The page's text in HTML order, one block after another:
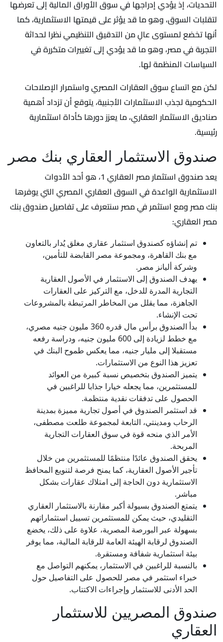
التحديات، إذ يؤدي إدراجها في سوق الأوراق المالية إلى تعرضها
لتقلبات السوق، وهو ما قد يؤثر على قيمتها الاستثمارية، كما
أنها تخضع لمستوى عالٍ من التدقيق التنظيمي نظرا لحداثة
التجربة في مصر، وهو ما قد يؤدي إلى تغييرات متكررة في
السياسات المنظمة لها.
لكن مع اتساع سوق العقارات المصري واستمرار الإصلاحات
الحكومية لجذب الاستثمارات الأجنبية، يتوقع أن تزداد أهمية
صناديق الاستثمار العقاري، ما يعزز دورها كأداة استثمارية
رئيسية.
صندوق الاستثمار العقاري بنك مصر
يعد صندوق استثمار مصر العقاري 1، هو أحد الأدوات
الاستثمارية الواعدة في السوق العقاري المصري التي يوفرها
بنك مصر ومع استثمر في مصر سنتعرف على تفاصيل صندوق بنك
مصر العقاري:
تم إنشاؤه كصندوق استثمار عقاري مغلق يُدار بالتعاون
مع بنك القاهرة، ومجموعة مصر القابضة للتأمين،
وشركة أليانز مصر.
يهدف الصندوق إلى الاستثمار في الأصول العقارية
التجارية المدرة للدخل، مع التركيز على العقارات
الجاهزة، مما يقلل من المخاطر المرتبطة بالمشروعات
تحت الإنشاء.
بدأ الصندوق برأس مال قدره 360 مليون جنيه مصري،
مع خطط لزيادة إلى 600 مليون جنيه، ودراسة رفعه
مستقبلا إلى مليار جنيه، مما يعكس طموح البنك في
تعزيز هذا النوع من الاستثمارات.
يتميز الصندوق بتخصيص نسبة كبيرة من العوائد
للمستثمرين، مما يجعله خيارا جذابا للراغبين في
الحصول على تدفقات نقدية منتظمة.
قد استثمر الصندوق في أصول تجارية مميزة بمدينة
الرحاب ومدينتي، التابعة لمجموعة طلعت مصطفى،
الأمر الذي منحه قوة في سوق العقارات التجارية
المربحة.
يحقق الصندوق عائدًا منتظمًا للمستثمرين من خلال
تأجير الأصول العقارية، كما يمنح فرصة لتنويع المحافظ
الاستثمارية دون الحاجة إلى امتلاك عقارات بشكل
مباشر.
يتمتع الصندوق بسيولة أكبر مقارنة بالاستثمار العقاري
التقليدي، حيث يمكن للمستثمرين تسييل استثماراتهم
بسهولة عبر البورصة المصرية، علاوة على ذلك، يخضع
الصندوق لرقابة الهيئة العامة للرقابة المالية، مما يوفر
بيئة استثمارية شفافة ومستقرة.
بالنسبة للراغبين في الاستثمار، يمكنهم التواصل مع
خبراء استثمر في مصر للحصول على التفاصيل حول
الحد الأدنى للاستثمار وإجراءات الاكتتاب.
صندوق المصريين للاستثمار
العقاري